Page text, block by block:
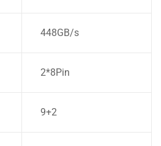
448GB/s
2*8Pin
9+2